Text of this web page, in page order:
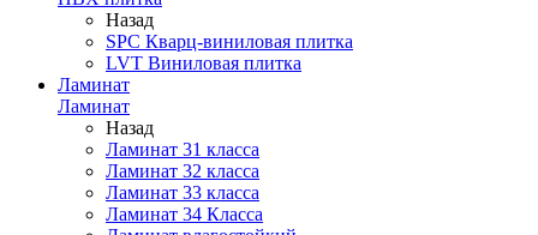
Назад
SPC Кварц-виниловая плитка
LVT Виниловая плитка
Ламинат
Ламинат
Назад
Ламинат 31 класса
Ламинат 32 класса
Ламинат 33 класса
Ламинат 34 Класса